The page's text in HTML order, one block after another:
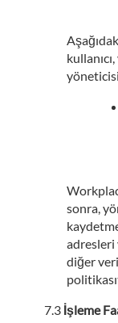
sonra,
adresleri
diğer
İşleme